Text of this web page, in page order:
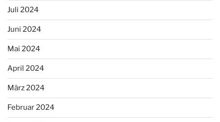
Juli 2024
Juni 2024
Mai 2024
April 2024
März 2024
Februar 2024